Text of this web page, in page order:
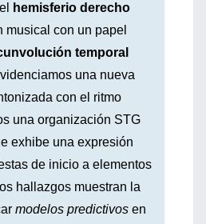
hemisferio derecho
musical con un papel
temporal
una nueva
con el ritmo
una organización STG
exhibe una expresión
de inicio a elementos
hallazgos muestran la
modelos predictivos en